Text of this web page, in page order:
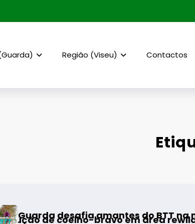
Região (Viseu) Contactos
bravo em área rewilding
amantes do BTT na mítica Invernal
AF